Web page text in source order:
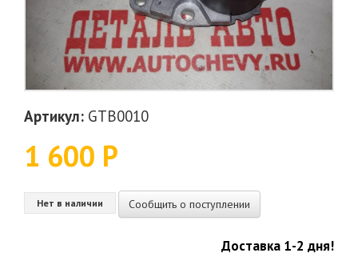
Артикул: GTB0010
1 600 Р
Нет в наличии Сообщить о поступлении
Доставка 1-2 дня!